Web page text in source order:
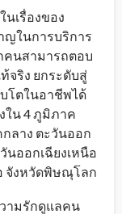
นเรื่องของ
ในการบริการ
คนสามารถตอบ
จริง ยกระดับสู่
บโตในอาชีพได้
ใน 4 ภูมิภาค
ลาง ตะวันออก
นออกเฉียงเหนือ
จังหวัดพิษณุโลก
ามรักดูแลคน